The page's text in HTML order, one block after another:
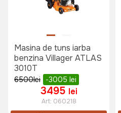
Masina de tuns iarba
benzina Villager ATLAS
3010T
6500lei -3005 lei
3495 lei
Art: 060218